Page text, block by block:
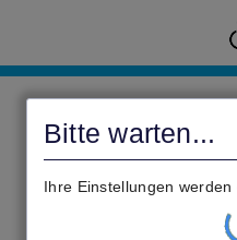
Bitte warten...
Ihre Einstellungen werden